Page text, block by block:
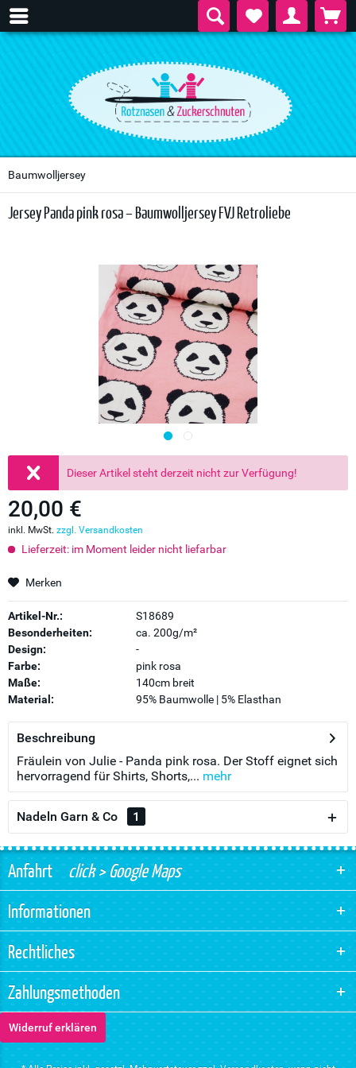
Baumwolljersey
Jersey Panda pink rosa – Baumwolljersey FVJ Retroliebe
Dieser Artikel steht derzeit nicht zur Verfügung!
20,00 €
inkl. MwSt. zzgl. Versandkosten
Lieferzeit: im Moment leider nicht liefarbar
Merken
Artikel-Nr.:
S18689
Besonderheiten:
ca. 200g/m²
Design:
-
Farbe:
pink rosa
Maße:
140cm breit
Material:
95% Baumwolle | 5% Elasthan
Beschreibung
Fräulein von Julie - Panda pink rosa. Der Stoff eignet sich
hervorragend für Shirts, Shorts,... mehr
Nadeln Garn & Co 1
Anfahrtclick > Google Maps
Informationen
Rechtliches
Zahlungsmethoden
Widerruf erklären